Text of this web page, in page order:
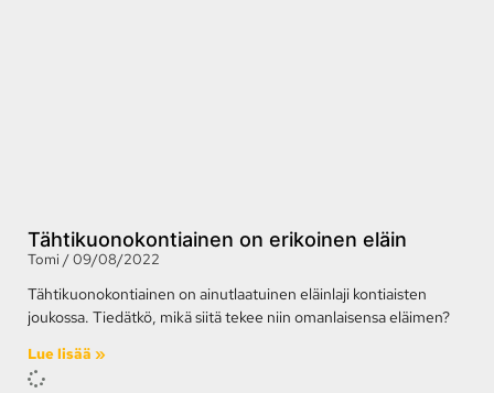
Tähtikuonokontiainen on erikoinen eläin
Tomi 09/08/2022
Tähtikuonokontiainen on ainutlaatuinen eläinlaji kontiaisten
joukossa. Tiedätkö, mikä siitä tekee niin omanlaisensa eläimen?
Lue lisää »